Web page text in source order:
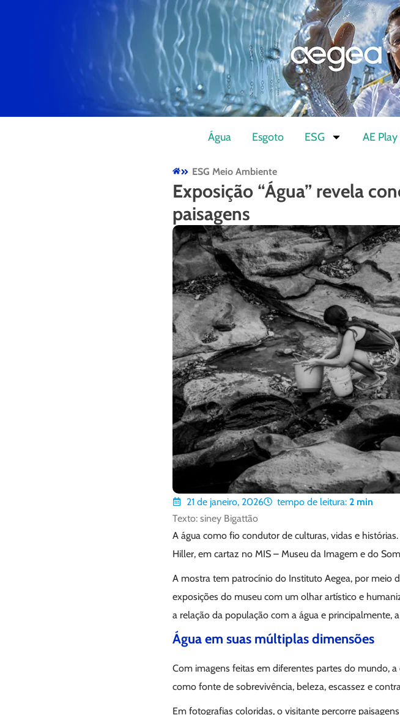
Água Esgoto ESG AE Play
ESG Meio Ambiente
Exposição “Água” revela
paisagens
21 de janeiro, 2026 tempo de leitura: 2 min
Texto: siney Bigattão
A água como fio condutor de culturas, vidas e
Hiller, em cartaz no MIS – Museu da Imagem e do
A mostra tem patrocínio do Instituto Aegea, por meio
exposições do museu com um olhar artístico e
a relação da população com a água e principalmente,
Água em suas múltiplas dimensões
Com imagens feitas em diferentes partes do mundo,
como fonte de sobrevivência, beleza, escassez e
Em fotografias coloridas, o visitante percorre